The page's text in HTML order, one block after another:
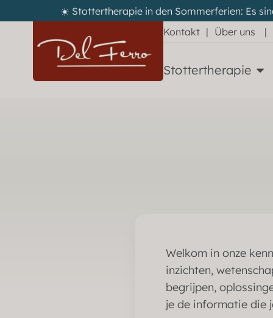
☀️ Stottertherapie in den Sommerferien: Es
Kontakt | Über uns |
Stottertherapie
Welkom in onze
inzichten,
begrijpen,
je de informatie die